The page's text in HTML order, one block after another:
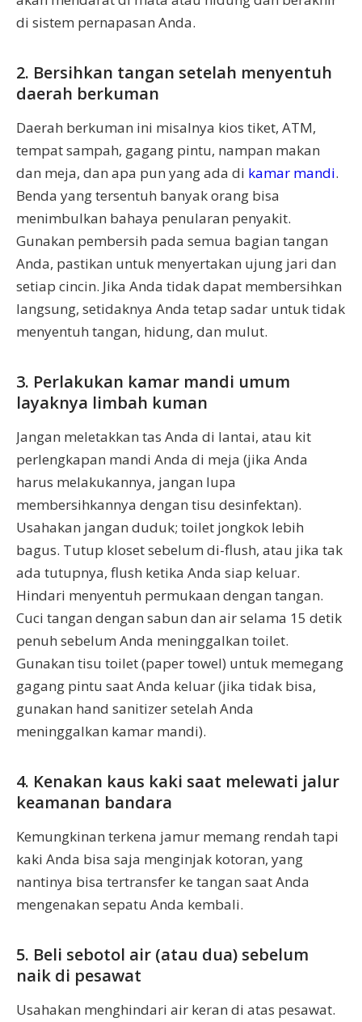
di sistem pernapasan Anda.
2. Bersihkan tangan setelah menyentuh
daerah berkuman
Daerah berkuman ini misalnya kios tiket, ATM,
tempat sampah, gagang pintu, nampan makan
dan meja, dan apa pun yang ada di kamar mandi.
Benda yang tersentuh banyak orang bisa
menimbulkan bahaya penularan penyakit.
Gunakan pembersih pada semua bagian tangan
Anda, pastikan untuk menyertakan ujung jari dan
setiap cincin. Jika Anda tidak dapat membersihkan
langsung, setidaknya Anda tetap sadar untuk tidak
menyentuh tangan, hidung, dan mulut.
3. Perlakukan kamar mandi umum
layaknya limbah kuman
Jangan meletakkan tas Anda di lantai, atau kit
perlengkapan mandi Anda di meja (jika Anda
harus melakukannya, jangan lupa
membersihkannya dengan tisu desinfektan).
Usahakan jangan duduk; toilet jongkok lebih
bagus. Tutup kloset sebelum di-flush, atau jika tak
ada tutupnya, flush ketika Anda siap keluar.
Hindari menyentuh permukaan dengan tangan.
Cuci tangan dengan sabun dan air selama 15 detik
penuh sebelum Anda meninggalkan toilet.
Gunakan tisu toilet (paper towel) untuk memegang
gagang pintu saat Anda keluar (jika tidak bisa,
gunakan hand sanitizer setelah Anda
meninggalkan kamar mandi).
4. Kenakan kaus kaki saat melewati jalur
keamanan bandara
Kemungkinan terkena jamur memang rendah tapi
kaki Anda bisa saja menginjak kotoran, yang
nantinya bisa tertransfer ke tangan saat Anda
mengenakan sepatu Anda kembali.
5. Beli sebotol air (atau dua) sebelum
naik di pesawat
Usahakan menghindari air keran di atas pesawat.